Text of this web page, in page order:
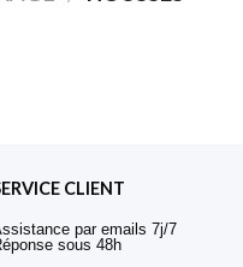
CLIENT
par emails 7j/7
sous 48h